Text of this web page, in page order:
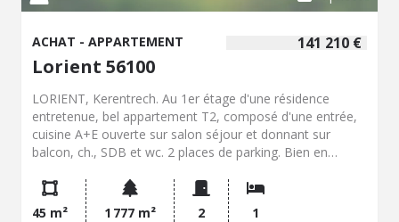
141 210 €
ACHAT - APPARTEMENT
Lorient 56100
LORIENT, Kerentrech. Au 1er étage d'une résidence
entretenue, bel appartement T2, composé d'une entrée,
cuisine A+E ouverte sur salon séjour et donnant sur
balcon, ch., SDB et wc. 2 places de parking. Bien en
travaux). (possibilité libre au 1er mai)
45 m²
1 777 m² 2 1